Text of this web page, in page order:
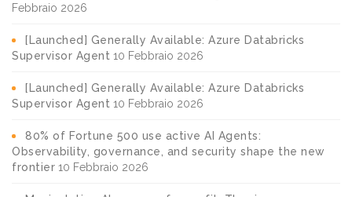
Febbraio 2026
[Launched] Generally Available: Azure Databricks
Supervisor Agent 10 Febbraio 2026
[Launched] Generally Available: Azure Databricks
Supervisor Agent 10 Febbraio 2026
80% of Fortune 500 use active AI Agents:
Observability, governance, and security shape the new
frontier 10 Febbraio 2026